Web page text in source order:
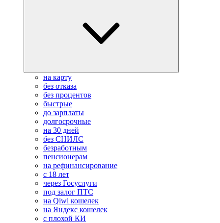
на карту
без отказа
без процентов
быстрые
до зарплаты
долгосрочные
на 30 дней
без СНИЛС
безработным
пенсионерам
на рефинансирование
с 18 лет
через Госуслуги
под залог ПТС
на Qiwi кошелек
на Яндекс кошелек
с плохой КИ